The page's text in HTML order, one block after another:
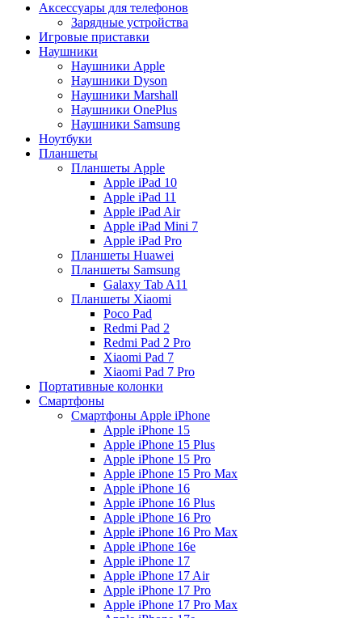
Аксессуары для телефонов
Зарядные устройства
Игровые приставки
Наушники
Наушники Apple
Наушники Dyson
Наушники Marshall
Наушники OnePlus
Наушники Samsung
Ноутбуки
Планшеты
Планшеты Apple
Apple iPad 10
Apple iPad 11
Apple iPad Air
Apple iPad Mini 7
Apple iPad Pro
Планшеты Huawei
Планшеты Samsung
Galaxy Tab A11
Планшеты Xiaomi
Poco Pad
Redmi Pad 2
Redmi Pad 2 Pro
Xiaomi Pad 7
Xiaomi Pad 7 Pro
Портативные колонки
Смартфоны
Смартфоны Apple iPhone
Apple iPhone 15
Apple iPhone 15 Plus
Apple iPhone 15 Pro
Apple iPhone 15 Pro Max
Apple iPhone 16
Apple iPhone 16 Plus
Apple iPhone 16 Pro
Apple iPhone 16 Pro Max
Apple iPhone 16e
Apple iPhone 17
Apple iPhone 17 Air
Apple iPhone 17 Pro
Apple iPhone 17 Pro Max